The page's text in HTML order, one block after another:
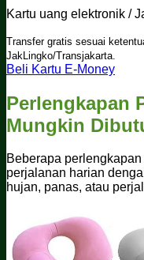
Kartu uang elektronik /
Transfer gratis sesuai
JakLingko/Transjakarta.
Beli Kartu E-Money
Perlengkapan
Mungkin
Beberapa
perjalanan harian
hujan, panas, atau